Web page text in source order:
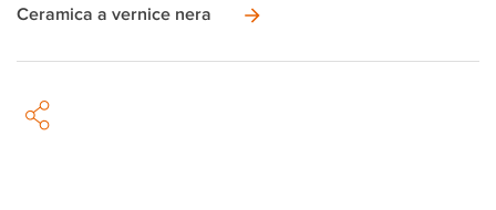
Ceramica a vernice nera